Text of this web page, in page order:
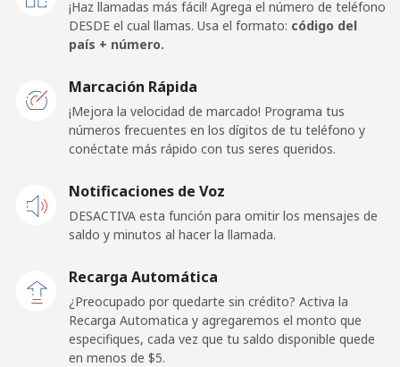
Línea fija ⁦26.9¢⁩ 37 min por ⁦$10⁩ -
Iraq
Línea fija ⁦27.9¢⁩ 35 min por ⁦$10⁩
Celular ⁦29.9¢⁩ 33 min por ⁦$10⁩
Ireland
Línea fija ⁦1.2¢⁩ 833 min por ⁦$10⁩
⁦2.2¢⁩ 454 min por ⁦$10⁩ -
¡Haz llamadas más fácil! Agrega el número de teléfono
DESDE el cual llamas. Usa el formato: código del
país + número.
Marcación Rápida
¡Mejora la velocidad de marcado! Programa tus
números frecuentes en los dígitos de tu teléfono y
conéctate más rápido con tus seres queridos.
Notificaciones de Voz
DESACTIVA esta función para omitir los mensajes de
saldo y minutos al hacer la llamada.
Recarga Automática
¿Preocupado por quedarte sin crédito? Activa la
Recarga Automatica y agregaremos el monto que
especifiques, cada vez que tu saldo disponible quede
en menos de ⁦$5⁩.